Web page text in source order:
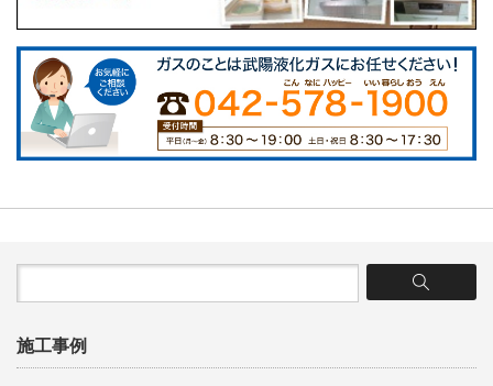
施工事例